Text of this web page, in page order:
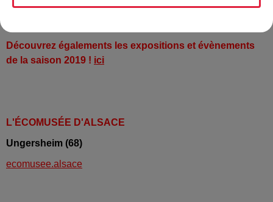
Les cueillettes, la préparation du pain, les ateliers
Découvrez égalements les expositions et évènements
de la saison 2019 ! ici
L'ÉCOMUSÉE D'ALSACE
Ungersheim (68)
ecomusee.alsace